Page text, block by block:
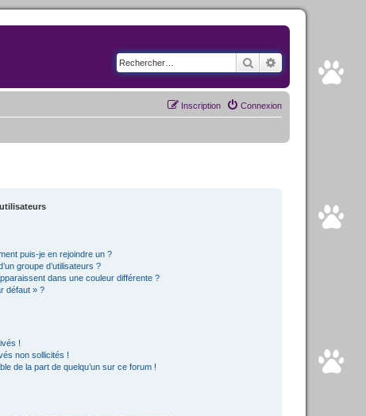
RechercherRecherche
Connexion
Inscription
puis-je en rejoindre un ?
groupe d’utilisateurs ?
dans une couleur différente ?
défaut » ?
!
non sollicités !
de la part de quelqu’un sur ce forum !